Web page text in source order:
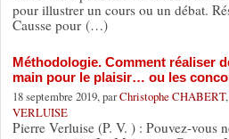
pour illustrer un cours ou un débat.
Causse pour (…)
Méthodologie. Comment réaliser
main pour le plaisir… ou les
18 septembre 2019, parChristophe CHABERT,
VERLUISE
Pierre Verluise (P. V. ) : Pouvez-vous